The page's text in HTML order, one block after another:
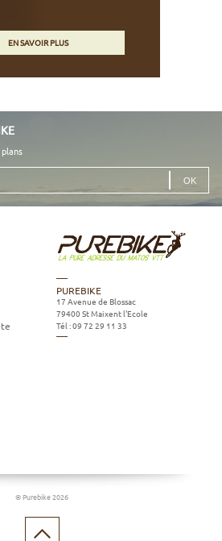
EN SAVOIR PLUS
PUREBIKE
17 Avenue de Blossac
79400 St Maixent l'Ecole
Tél :09 72 29 11 33
© Purebike 2026